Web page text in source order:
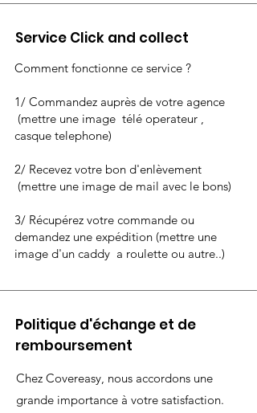
Service Click and collect
Comment fonctionne ce service ?
1/ Commandez auprès de votre agence
(mettre une image télé operateur ,
casque telephone)
2/ Recevez votre bon d'enlèvement
(mettre une image de mail avec le bons)
3/ Récupérez votre commande ou
demandez une expédition (mettre une
image d'un caddy a roulette ou autre..)
Politique d'échange et de
remboursement
Chez Covereasy, nous accordons une
grande importance à votre satisfaction.